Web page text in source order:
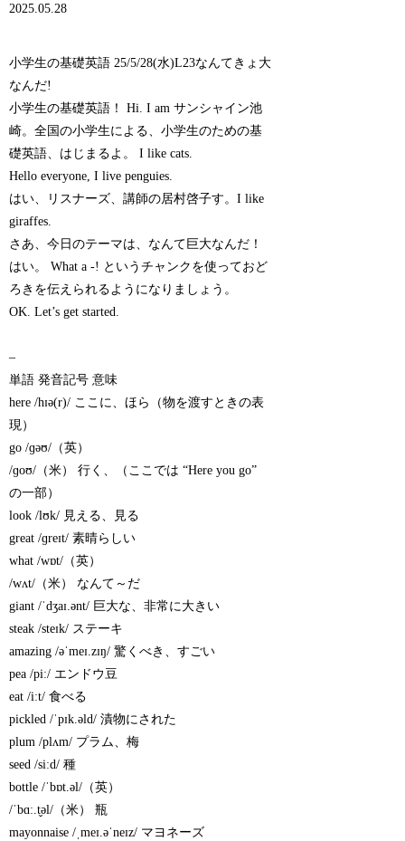
2025.05.28
小学生の基礎英語 25/5/28(水)L23なんてきょ大
なんだ!
小学生の基礎英語！ Hi. I am サンシャイン池
崎。全国の小学生による、小学生のための基
礎英語、はじまるよ。 I like cats.
Hello everyone, I live penguies.
はい、リスナーズ、講師の居村啓子す。I like
giraffes.
さあ、今日のテーマは、なんて巨大なんだ！
はい。 What a -! というチャンクを使っておど
ろきを伝えられるようになりましょう。
OK. Let’s get started.
–
単語 発音記号 意味
here /hɪə(r)/ ここに、ほら（物を渡すときの表
現）
go /ɡəʊ/（英）
/ɡoʊ/（米） 行く、（ここでは “Here you go”
の一部）
look /lʊk/ 見える、見る
great /ɡreɪt/ 素晴らしい
what /wɒt/（英）
/wʌt/（米） なんて～だ
giant /ˈdʒaɪ.ənt/ 巨大な、非常に大きい
steak /steɪk/ ステーキ
amazing /əˈmeɪ.zɪŋ/ 驚くべき、すごい
pea /piː/ エンドウ豆
eat /iːt/ 食べる
pickled /ˈpɪk.əld/ 漬物にされた
plum /plʌm/ プラム、梅
seed /siːd/ 種
bottle /ˈbɒt.əl/（英）
/ˈbɑː.t̬əl/（米） 瓶
mayonnaise /ˌmeɪ.əˈneɪz/ マヨネーズ